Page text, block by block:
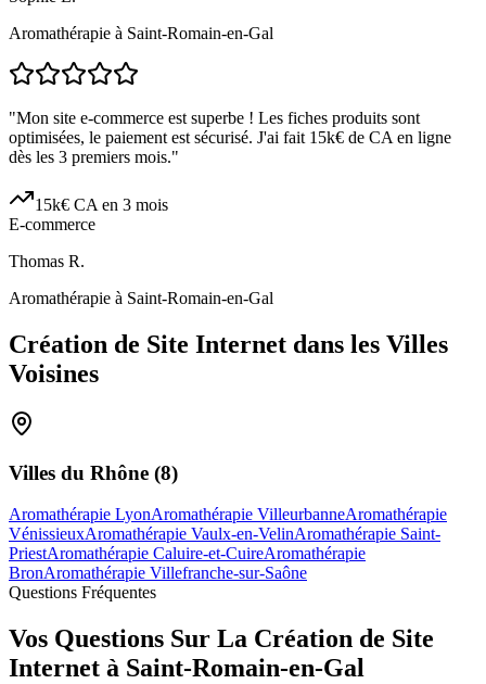
Aromathérapie à Saint-Romain-en-Gal
"Mon site e-commerce est superbe ! Les fiches produits sont
optimisées, le paiement est sécurisé. J'ai fait 15k€ de CA en ligne
dès les 3 premiers mois."
15k€ CA en 3 mois
E-commerce
Thomas R.
Aromathérapie à Saint-Romain-en-Gal
Création de Site Internet dans les Villes
Voisines
Villes du Rhône (8)
Aromathérapie LyonAromathérapie VilleurbanneAromathérapie
VénissieuxAromathérapie Vaulx-en-VelinAromathérapie Saint-
PriestAromathérapie Caluire-et-CuireAromathérapie
BronAromathérapie Villefranche-sur-Saône
Questions Fréquentes
Vos Questions Sur La Création de Site
Internet à Saint-Romain-en-Gal